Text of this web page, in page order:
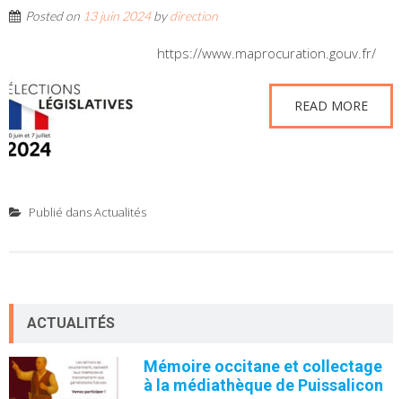
Posted on 13 juin 2024bydirection
https://www.maprocuration.gouv.fr/
READ MORE
Publié dansActualités
ACTUALITÉS
Mémoire occitane et collectage
à la médiathèque de Puissalicon